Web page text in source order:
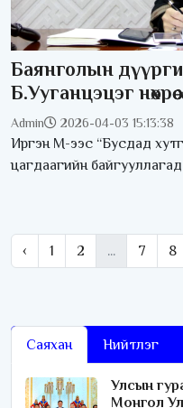
Баянголын
Б.Ууганцэцэг
Admin 2026-04-03 15:13:38
Иргэн М-ээс “Бусдад
цагдаагийн
‹ 1 2 ... 7 8
Саяхан Нийтлэг
Улсын
Монгол